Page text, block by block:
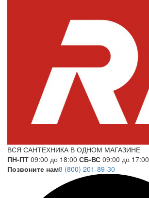
ВСЯ САНТЕХНИКА В ОДНОМ МАГАЗИНЕ
ПН-ПТ 09:00 до 18:00 СБ-ВС 09:00 до 17:00
Позвоните нам8 (800) 201-89-30